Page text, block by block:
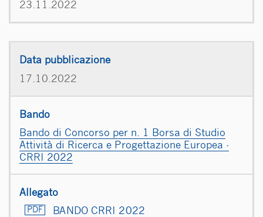
23.11.2022
17.10.2022
Bando di Concorso per n. 1 Borsa di Studio
Attività di Ricerca e Progettazione Europea -
CRRI 2022
BANDO CRRI 2022